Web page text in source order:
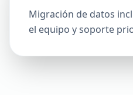
Migración de datos
el equipo y soporte